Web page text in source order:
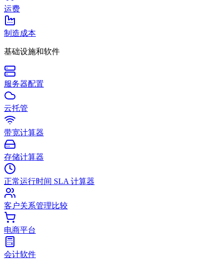
运费
制造成本
基础设施和软件
服务器配置
云托管
带宽计算器
存储计算器
正常运行时间 SLA 计算器
客户关系管理比较
电商平台
会计软件